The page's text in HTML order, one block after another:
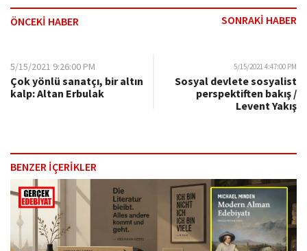
ÖNCEKİ HABER SONRAKİ HABER
5/15/2021 9:26:00 PM
Çok yönlü sanatçı, bir altın
kalp: Altan Erbulak
5/15/2021 4:47:00 PM
Sosyal devlete sosyalist
perspektiften bakış /
Levent Yakış
BENZER İÇERİKLER